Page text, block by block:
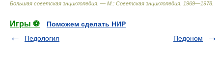
Большая советская энциклопедия. — М.: Советская энциклопедия 1969—1978
Игры ⚽
Поможем сделать НИР
Педология
Педоном